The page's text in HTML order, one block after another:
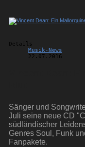
Details
Musik-News
22.07.2016
Sänger und
Juli seine neue CD
südländischer
Genres Soul, Funk
Fanpakete.